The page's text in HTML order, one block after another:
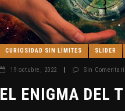
CURIOSIDAD SIN LÍMITES SLIDER
19 octubre, 2022 | Sin
EL ENIGMA DEL